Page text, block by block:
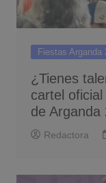
Fiestas Arganda
¿Tienes
cartel
de Arganda
Redactora